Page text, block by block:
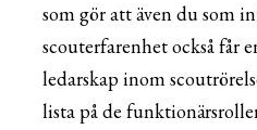
som gör att även du som
scouterfarenhet också får
ledarskap inom
lista på de